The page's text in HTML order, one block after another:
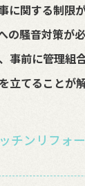
に関する制限
の騒音対策が
事前に管理組
立てることが
チンリフォ